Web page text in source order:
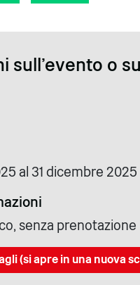
sull'evento o
al 31 dicembre 2025
senza prenotazione
(si apre in una nuova